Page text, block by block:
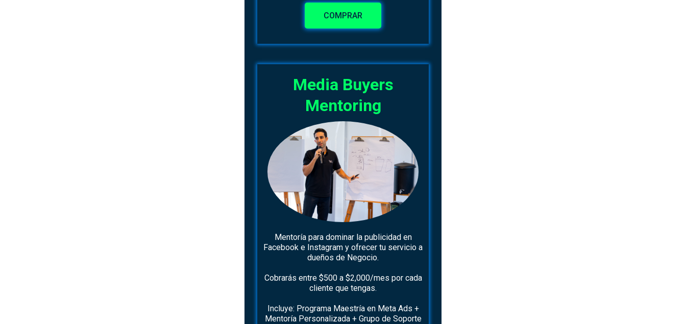
COMPRAR
Media Buyers
Mentoring
Mentoría para dominar la publicidad en
Facebook e Instagram y ofrecer tu servicio a
dueños de Negocio.
Cobrarás entre $500 a $2,000/mes por cada
cliente que tengas.
Incluye: Programa Maestría en Meta Ads +
Mentoría Personalizada + Grupo de Soporte